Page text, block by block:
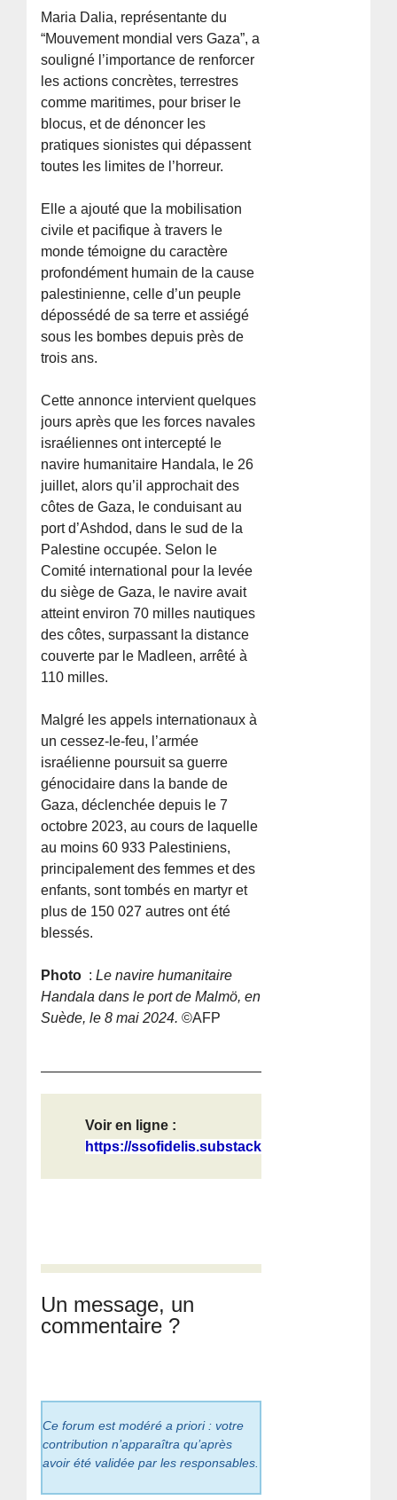
Maria Dalia, représentante du
“Mouvement mondial vers Gaza”, a
souligné l’importance de renforcer
les actions concrètes, terrestres
comme maritimes, pour briser le
blocus, et de dénoncer les
pratiques sionistes qui dépassent
toutes les limites de l’horreur.
Elle a ajouté que la mobilisation
civile et pacifique à travers le
monde témoigne du caractère
profondément humain de la cause
palestinienne, celle d’un peuple
dépossédé de sa terre et assiégé
sous les bombes depuis près de
trois ans.
Cette annonce intervient quelques
jours après que les forces navales
israéliennes ont intercepté le
navire humanitaire Handala, le 26
juillet, alors qu’il approchait des
côtes de Gaza, le conduisant au
port d’Ashdod, dans le sud de la
Palestine occupée. Selon le
Comité international pour la levée
du siège de Gaza, le navire avait
atteint environ 70 milles nautiques
des côtes, surpassant la distance
couverte par le Madleen, arrêté à
110 milles.
Malgré les appels internationaux à
un cessez-le-feu, l’armée
israélienne poursuit sa guerre
génocidaire dans la bande de
Gaza, déclenchée depuis le 7
octobre 2023, au cours de laquelle
au moins 60 933 Palestiniens,
principalement des femmes et des
enfants, sont tombés en martyr et
plus de 150 027 autres ont été
blessés.
Photo :Le navire humanitaire
Handala dans le port de Malmö, en
Suède, le 8 mai 2024. ©AFP
Voir en ligne :
https://ssofidelis.substack.com/p/l...
Un message, un
commentaire ?
Ce forum est modéré a priori : votre
contribution n’apparaîtra qu’après
avoir été validée par les responsables.